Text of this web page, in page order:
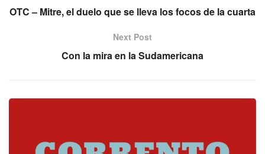
OTC – Mitre, el duelo que se lleva los focos de la cuarta
Next Post
Con la mira en la Sudamericana